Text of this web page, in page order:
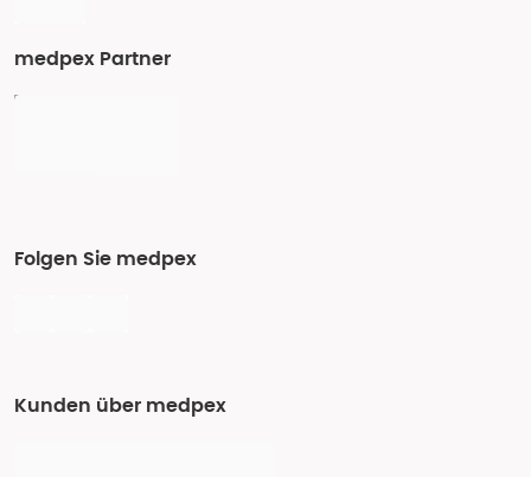
medpex Partner
Folgen Sie medpex
Kunden über medpex